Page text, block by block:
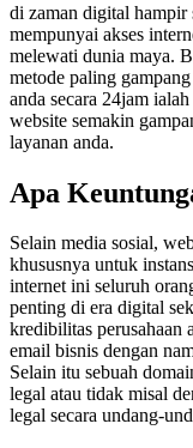
di zaman digital hampir
mempunyai akses
melewati dunia maya.
metode paling
anda secara 24jam
website semakin
layanan anda.
Apa
Selain media sosial,
khususnya untuk
internet ini seluruh
penting di era digital
kredibilitas perusahaan
email bisnis dengan
Selain itu sebuah
legal atau tidak misal
legal secara undang-